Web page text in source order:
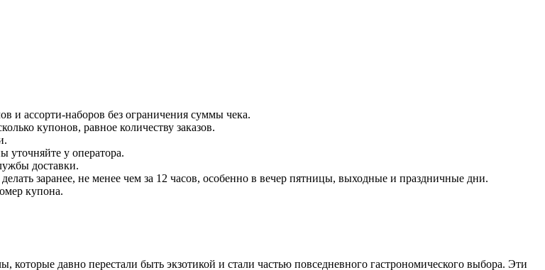
и ассорти-наборов без ограничения суммы чека.
купонов, равное количеству заказов.
уточняйте у оператора.
доставки.
заранее, не менее чем за 12 часов, особенно в вечер пятницы, выходные и праздничные дни.
купона.
давно перестали быть экзотикой и стали частью повседневного гастрономического выбора. Эти